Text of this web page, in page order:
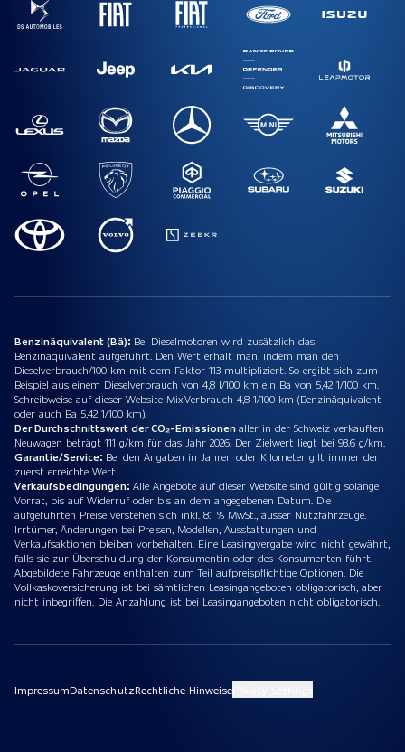
Benzinäquivalent (Bä): Bei Dieselmotoren wird zusätzlich das
Benzinäquivalent aufgeführt. Den Wert erhält man, indem man den
Dieselverbrauch/100 km mit dem Faktor 113 multipliziert. So ergibt sich zum
Beispiel aus einem Dieselverbrauch von 4,8 l/100 km ein Ba von 5,42 1/100 km.
Schreibweise auf dieser Website Mix-Verbrauch 4,8 1/100 km (Benzinäquivalent
oder auch Ba 5,42 1/100 km).
Der Durchschnittswert der CO₂-Emissionenaller in der Schweiz verkauften
Neuwagen beträgt 111 g/km für das Jahr 2026. Der Zielwert liegt bei 93.6 g/km.
Garantie/Service: Bei den Angaben in Jahren oder Kilometer gilt immer der
zuerst erreichte Wert.
Verkaufsbedingungen: Alle Angebote auf dieser Website sind gültig solange
Vorrat, bis auf Widerruf oder bis an dem angegebenen Datum. Die
aufgeführten Preise verstehen sich inkl. 8.1 % MwSt., ausser Nutzfahrzeuge.
Irrtümer, Änderungen bei Preisen, Modellen, Ausstattungen und
Verkaufsaktionen bleiben vorbehalten. Eine Leasingvergabe wird nicht gewährt,
falls sie zur Überschuldung der Konsumentin oder des Konsumenten führt.
Abgebildete Fahrzeuge enthalten zum Teil aufpreispflichtige Optionen. Die
Vollkaskoversicherung ist bei sämtlichen Leasingangeboten obligatorisch, aber
nicht inbegriffen. Die Anzahlung ist bei Leasingangeboten nicht obligatorisch.
ImpressumDatenschutzRechtliche Hinweise